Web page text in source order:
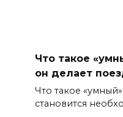
Что такое
он делает
Что такое
становится